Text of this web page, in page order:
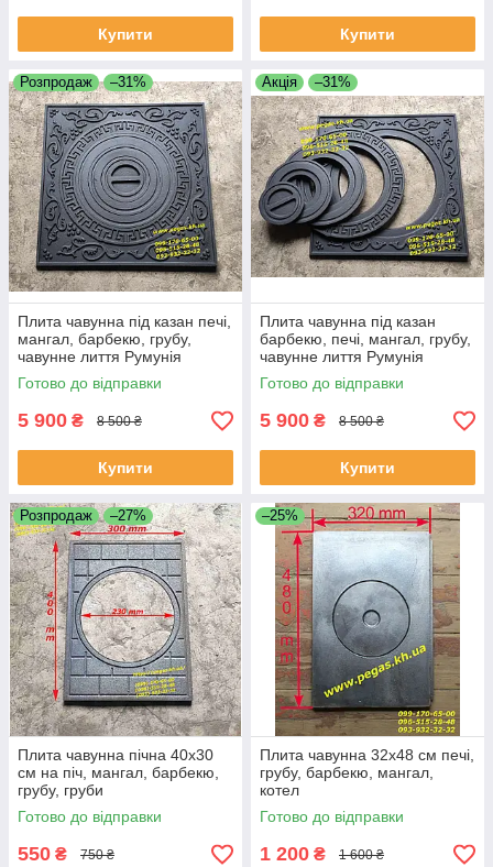
Купити Купити
Розпродаж –31%
Плита чавунна під казан печі,
мангал, барбекю, грубу,
чавунне лиття Румунія
Готово до відправки
5 900 ₴ 8 500 ₴
Купити
Акція –31%
Плита чавунна під казан
барбекю, печі, мангал, грубу,
чавунне лиття Румунія
Готово до відправки
5 900 ₴ 8 500 ₴
Купити
Розпродаж –27%
Плита чавунна пічна 40х30
см на піч, мангал, барбекю,
грубу, груби
Готово до відправки
550 ₴ 750 ₴
–25%
Плита чавунна 32х48 см печі,
грубу, барбекю, мангал,
котел
Готово до відправки
1 200 ₴ 1 600 ₴